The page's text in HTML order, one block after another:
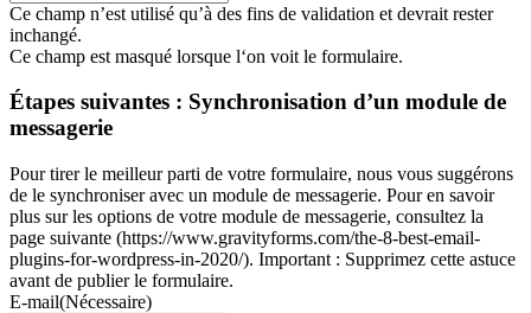
Ce champ n’est utilisé qu’à des fins de validation et devrait rester
inchangé.
Ce champ est masqué lorsque l‘on voit le formulaire.
Étapes suivantes : Synchronisation d’un module de
messagerie
Pour tirer le meilleur parti de votre formulaire, nous vous suggérons
de le synchroniser avec un module de messagerie. Pour en savoir
plus sur les options de votre module de messagerie, consultez la
page suivante (https://www.gravityforms.com/the-8-best-email-
plugins-for-wordpress-in-2020/). Important : Supprimez cette astuce
avant de publier le formulaire.
E-mail(Nécessaire)